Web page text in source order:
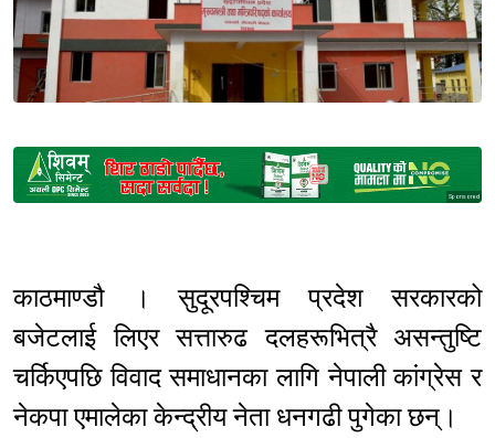
Sponsored
काठमाण्डौ । सुदूरपश्चिम प्रदेश सरकारको
बजेटलाई लिएर सत्तारुढ दलहरूभित्रै असन्तुष्टि
चर्किएपछि विवाद समाधानका लागि नेपाली कांग्रेस र
नेकपा एमालेका केन्द्रीय नेता धनगढी पुगेका छन्।